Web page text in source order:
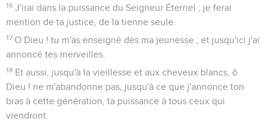
16 J'irai dans la puissance du Seigneur Éternel ; je ferai
mention de ta justice, de la tienne seule.
17 O Dieu ! tu m'as enseigné dès ma jeunesse ; et jusqu'ici j'ai
annoncé tes merveilles.
18 Et aussi, jusqu'à la vieillesse et aux cheveux blancs, ô
Dieu ! ne m'abandonne pas, jusqu'à ce que j'annonce ton
bras à cette génération, ta puissance à tous ceux qui
viendront.